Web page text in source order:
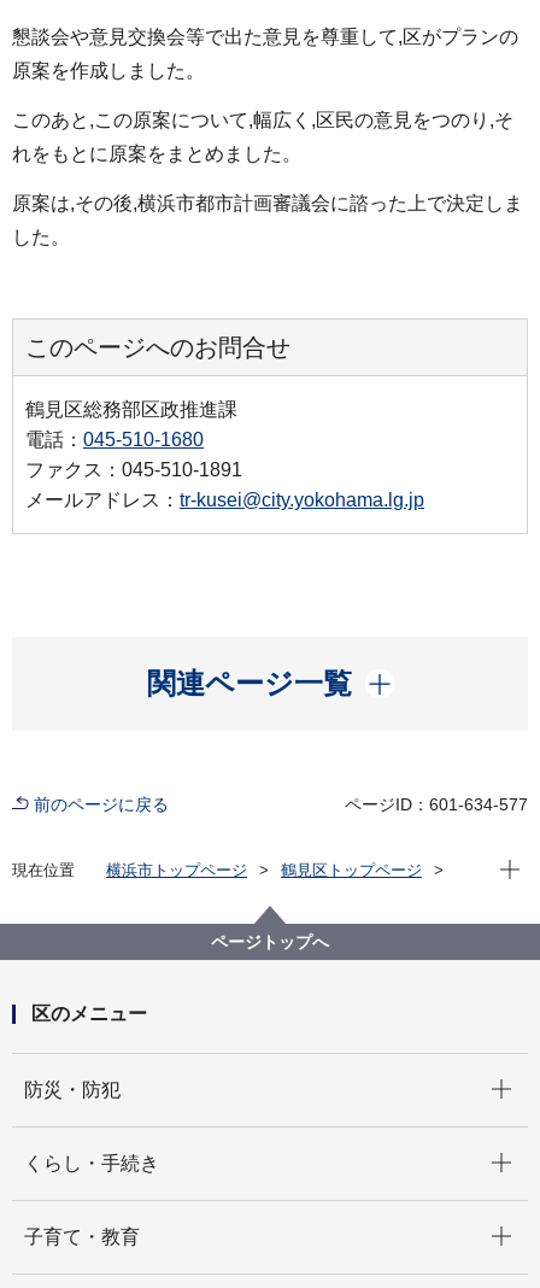
懇談会や意見交換会等で出た意見を尊重して,区がプランの
原案を作成しました。
このあと,この原案について,幅広く,区民の意見をつのり,そ
れをもとに原案をまとめました。
原案は,その後,横浜市都市計画審議会に諮った上で決定しま
した。
このページへのお問合せ
鶴見区総務部区政推進課
電話： 045-510-1680
ファクス：045-510-1891
メールアドレス： tr-kusei@city.yokohama.lg.jp
関連ページ一覧
開く
前のページに戻る ページID：601-634-577
現在位置 横浜市トップページ
鶴見区トップページ
都市計画マスタープラン・鶴見区プラン「鶴見のまち
づくり」（平成14年策定）html版
現在
ページトップへ
区のメニュー
防災・防犯
くらし・手続き
子育て・教育